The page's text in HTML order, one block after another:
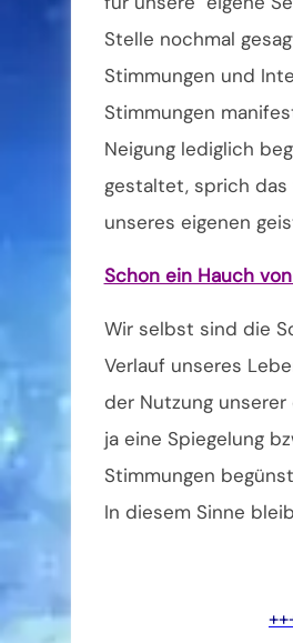
Stelle nochmal
Stimmungen und
Stimmungen
Neigung lediglich
gestaltet, sprich das
unseres eigenen
Schon ein Hauch
Wir selbst sind die
Verlauf unseres
der Nutzung
ja eine Spiegelung
Stimmungen
In diesem Sinne